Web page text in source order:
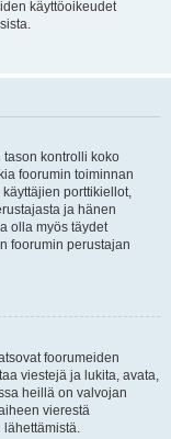
käyttöoikeudet
kontrolli koko
foorumin toiminnan
porttikiellot,
ja hänen
olla myös täydet
foorumin perustajan
foorumeiden
viestejä ja lukita, avata,
heillä on valvojan
vierestä
lähettämistä.